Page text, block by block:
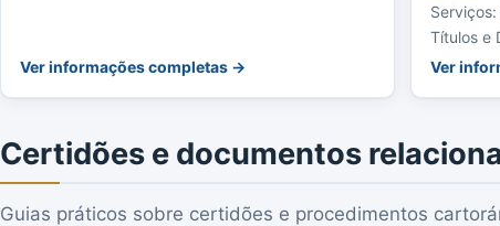
Ver informações completas →
Títulos e
Pessoas
Ver
Certidões e documentos
Guias práticos sobre certidões e procedimentos